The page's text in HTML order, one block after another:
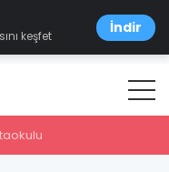
keşfet
İndir